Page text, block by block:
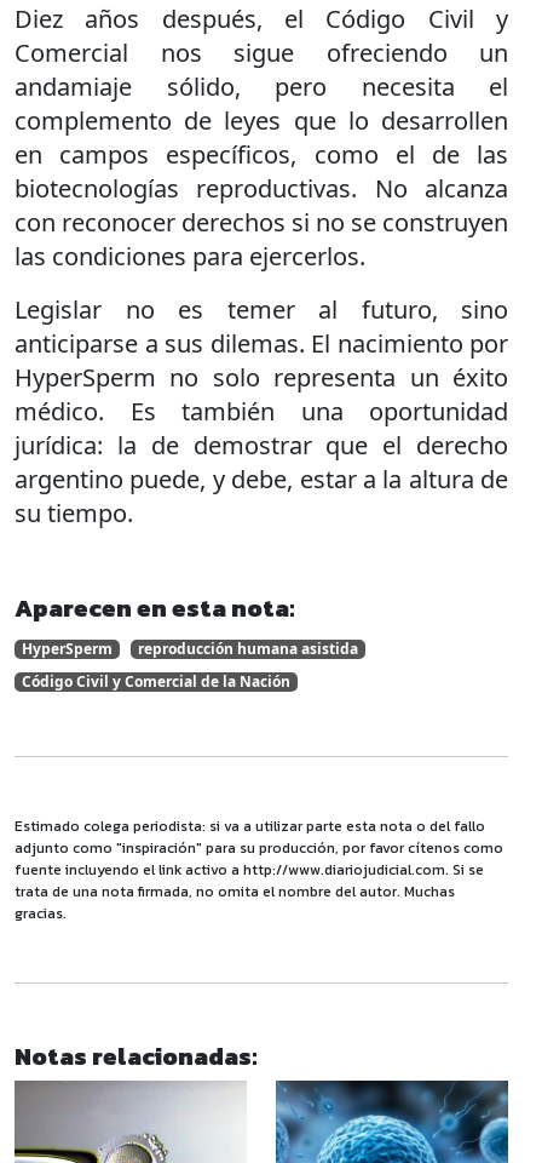
Diez años después, el Código Civil y
Comercial nos sigue ofreciendo un
andamiaje sólido, pero necesita el
complemento de leyes que lo desarrollen
en campos específicos, como el de las
biotecnologías reproductivas. No alcanza
con reconocer derechos si no se construyen
las condiciones para ejercerlos.
Legislar no es temer al futuro, sino
anticiparse a sus dilemas. El nacimiento por
HyperSperm no solo representa un éxito
médico. Es también una oportunidad
jurídica: la de demostrar que el derecho
argentino puede, y debe, estar a la altura de
su tiempo.
Aparecen en esta nota:
HyperSperm
reproducción humana asistida
Código Civil y Comercial de la Nación
Estimado colega periodista: si va a utilizar parte esta nota o del fallo
adjunto como "inspiración" para su producción, por favor cítenos como
fuente incluyendo el link activo a http://www.diariojudicial.com. Si se
trata de una nota firmada, no omita el nombre del autor. Muchas
gracias.
Notas relacionadas: